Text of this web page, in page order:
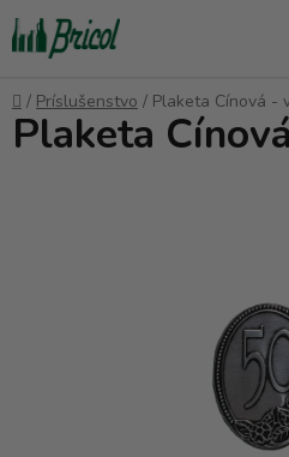
Prejsť
na
obsah
Domov
/ Príslušenstvo / Plaketa Cínová -
Plaketa